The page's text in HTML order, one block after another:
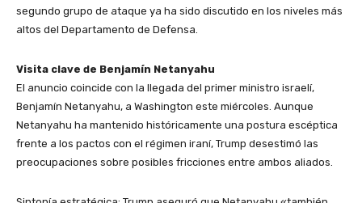
segundo grupo de ataque ya ha sido discutido en los niveles más
altos del Departamento de Defensa.
Visita clave de Benjamín Netanyahu
​El anuncio coincide con la llegada del primer ministro israelí,
Benjamín Netanyahu, a Washington este miércoles. Aunque
Netanyahu ha mantenido históricamente una postura escéptica
frente a los pactos con el régimen iraní, Trump desestimó las
preocupaciones sobre posibles fricciones entre ambos aliados.